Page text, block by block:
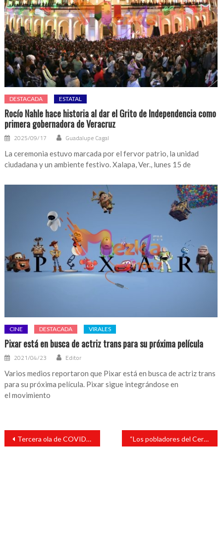
DESTACADA ESTATAL
Rocío Nahle hace historia al dar el Grito de Independencia como
primera gobernadora de Veracruz
2025/09/17 Guadalupe Cagal
La ceremonia estuvo marcada por el fervor patrio, la unidad
ciudadana y un ambiente festivo. Xalapa, Ver., lunes 15 de
CINE DESTACADA VIRALES
Pixar está en busca de actriz trans para su próxima película
2021/04/23 Editor
Varios medios reportaron que Pixar está en busca de actriz trans
para su próxima película. Pixar sigue integrándose en
el movimiento
Navegación
entradas
Tercera ola de COVID-19 no es epidemia de adolescentes y niños: López-Gatell “Los pobladores del Cerro de las Iguanas y el turismo tendrán un acceso digno”: Tavo Pérez